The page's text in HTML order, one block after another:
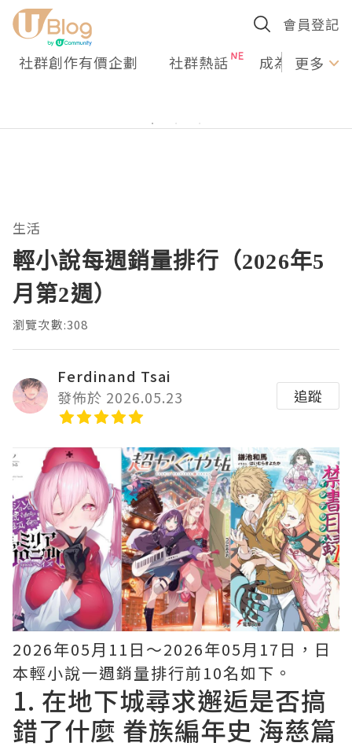
會員登記
社群創作有價企劃 社群熱話 成為U更多
生活
輕小說每週銷量排行（2026年5
月第2週）
瀏覽次數:308
Ferdinand Tsai
發佈於 2026.05.23
追蹤
2026年05月11日〜2026年05月17日，日
本輕小說一週銷量排行前10名如下。
1. 在地下城尋求邂逅是否搞
錯了什麼 眷族編年史 海慈篇